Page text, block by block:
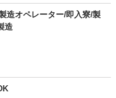
造オペレーター/即入寮/製
造